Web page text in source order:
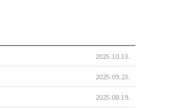
2025.10.13
2025.09.23
2025.08.19